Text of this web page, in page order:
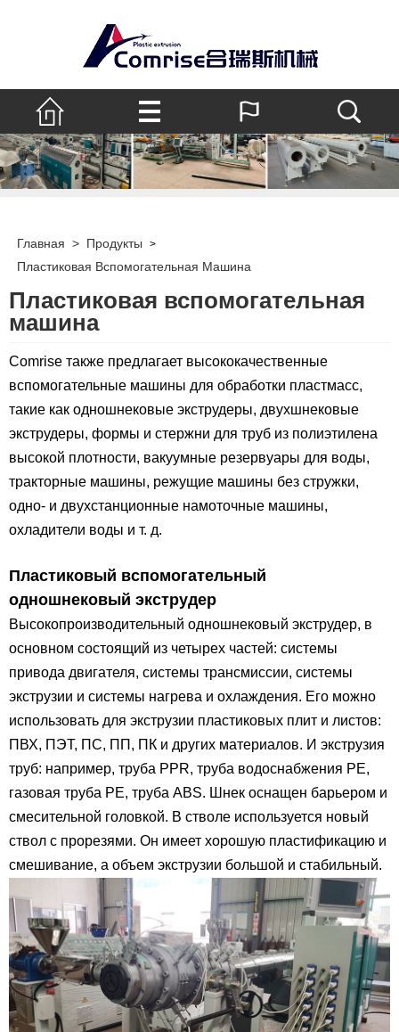
Главная > Продукты >
Пластиковая Вспомогательная Машина
Пластиковая вспомогательная
машина
Comrise также предлагает высококачественные
вспомогательные машины для обработки пластмасс,
такие как одношнековые экструдеры, двухшнековые
экструдеры, формы и стержни для труб из полиэтилена
высокой плотности, вакуумные резервуары для воды,
тракторные машины, режущие машины без стружки,
одно- и двухстанционные намоточные машины,
охладители воды и т. д.
Пластиковый вспомогательный
одношнековый экструдер
Высокопроизводительный одношнековый экструдер, в
основном состоящий из четырех частей: системы
привода двигателя, системы трансмиссии, системы
экструзии и системы нагрева и охлаждения. Его можно
использовать для экструзии пластиковых плит и листов:
ПВХ, ПЭТ, ПС, ПП, ПК и других материалов. И экструзия
труб: например, труба PPR, труба водоснабжения PE,
газовая труба PE, труба ABS. Шнек оснащен барьером и
смесительной головкой. В стволе используется новый
ствол с прорезями. Он имеет хорошую пластификацию и
смешивание, а объем экструзии большой и стабильный.